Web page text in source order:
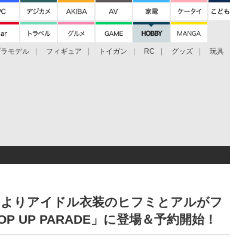
モデル フィギュア トイガン RC グッズ 玩具
りアイドル衣装のヒフミとアルがフ
UP PARADE」に登場＆予約開始！